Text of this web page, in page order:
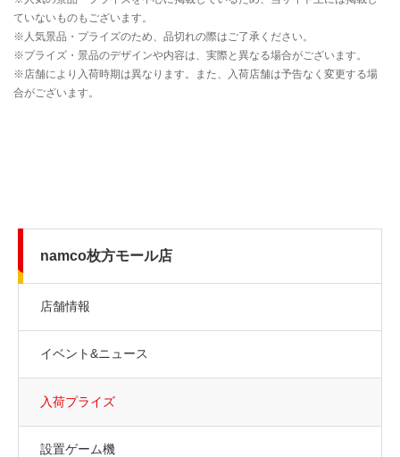
namco枚方モール店
店舗情報
イベント&ニュース
入荷プライズ
設置ゲーム機